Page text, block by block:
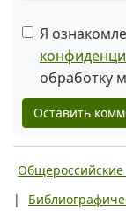
Я
обработку
Оставить
Общероссийские
|